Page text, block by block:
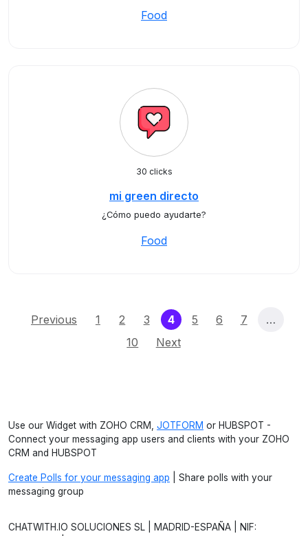
Food
30 clicks
mi green directo
¿Cómo puedo ayudarte?
Food
Previous 1 2 3 4(current)
5 6 7
…
10
Next
Use our Widget with ZOHO CRM, JOTFORM or HUBSPOT -
Connect your messaging app users and clients with your ZOHO
CRM and HUBSPOT
Create Polls for your messaging app | Share polls with your
messaging group
CHATWITH.IO SOLUCIONES SL | MADRID-ESPAÑA | NIF: